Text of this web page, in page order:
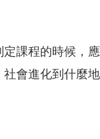
課程的時候，
會進化到什麼地